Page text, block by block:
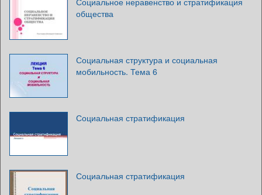
общества
Социальная структура и социальная
мобильность. Тема 6
Социальная стратификация
Социальная стратификация